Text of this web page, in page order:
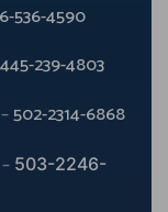
536-4590
445-239-4803
502-2314-6868
503-2246-